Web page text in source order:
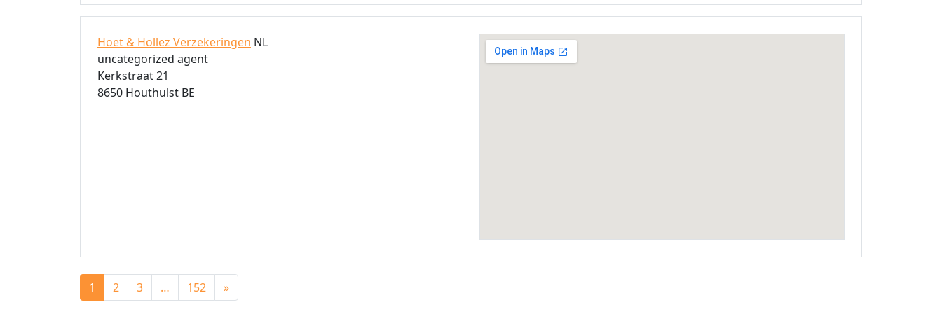
Hoet & Hollez Verzekeringen NL
uncategorized agent
Kerkstraat 21
8650 Houthulst BE
Posts navigation
1 2 3 … 152 »